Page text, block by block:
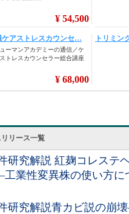
リース一覧
研究解説 紅麹コレステ
業性変異株の使い方に
研究解説青カビ説の崩